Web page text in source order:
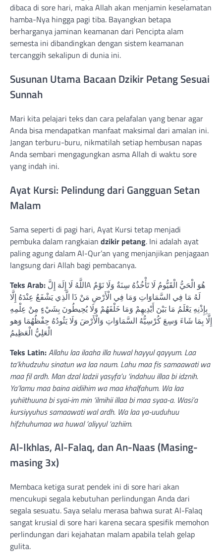
dibaca di sore hari, maka Allah akan menjamin keselamatan
hamba-Nya hingga pagi tiba. Bayangkan betapa
berharganya jaminan keamanan dari Pencipta alam
semesta ini dibandingkan dengan sistem keamanan
tercanggih sekalipun di dunia ini.
Susunan Utama Bacaan Dzikir Petang Sesuai
Sunnah
Mari kita pelajari teks dan cara pelafalan yang benar agar
Anda bisa mendapatkan manfaat maksimal dari amalan ini.
Jangan terburu-buru, nikmatilah setiap hembusan napas
Anda sembari mengagungkan asma Allah di waktu sore
yang indah ini.
Ayat Kursi: Pelindung dari Gangguan Setan
Malam
Sama seperti di pagi hari, Ayat Kursi tetap menjadi
pembuka dalam rangkaian dzikir petang. Ini adalah ayat
paling agung dalam Al-Qur’an yang menjanjikan penjagaan
langsung dari Allah bagi pembacanya.
Teks Arab:
لَهُ مَا فِي السَّمَاوَاتِ وَمَا فِي الْأَرْضِ مَنْ ذَا الَّذِي يَشْفَعُ عِنْدَهُ إِلَّا
بِإِذْنِهِ يَعْلَمُ مَا بَيْنَ أَيْدِيهِمْ وَمَا خَلْفَهُمْ وَلَا يُحِيطُونَ بِشَيْءٍ مِنْ عِلْمِهِ
إِلَّا بِمَا شَاءَ وَسِعَ كُرْسِيُّهُ السَّمَاوَاتِ وَالْأَرْضَ وَلَا يَئُودُهُ حِفْظُهُمَا وَهو
الْعَلِيُّ الْعَظِيمُ
Teks Latin:Allahu laa ilaaha illa huwal hayyul qayyum. Laa
ta’khudzuhu sinatun wa laa naum. Lahu maa fis samaawati wa
maa fil ardh. Man dzal ladzii yasyfa’u ‘indahuu illaa bi idznih.
Ya’lamu maa baina aidiihim wa maa khalfahum. Wa laa
yuhiithuuna bi syai-im min ‘ilmihii illaa bi maa syaa-a. Wasi’a
kursiyyuhus samaawati wal ardh. Wa laa ya-uuduhuu
hifzhuhumaa wa huwal ‘aliyyul ‘azhiim.
Al-Ikhlas, Al-Falaq, dan An-Naas (Masing-
masing 3x)
Membaca ketiga surat pendek ini di sore hari akan
mencukupi segala kebutuhan perlindungan Anda dari
segala sesuatu. Saya selalu merasa bahwa surat Al-Falaq
sangat krusial di sore hari karena secara spesifik memohon
perlindungan dari kejahatan malam apabila telah gelap
gulita.